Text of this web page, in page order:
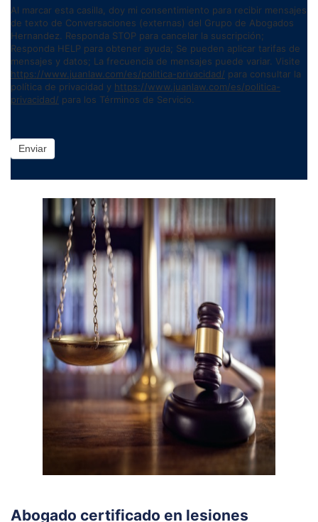
Al marcar esta casilla, doy mi consentimiento para recibir mensajes
de texto de Conversaciones (externas) del Grupo de Abogados
Hernandez. Responda STOP para cancelar la suscripción;
Responda HELP para obtener ayuda; Se pueden aplicar tarifas de
mensajes y datos; La frecuencia de mensajes puede variar. Visite
https://www.juanlaw.com/es/politica-privacidad/ para consultar la
política de privacidad y https://www.juanlaw.com/es/politica-
privacidad/ para los Términos de Servicio.
Enviar
Abogado certificado en lesiones